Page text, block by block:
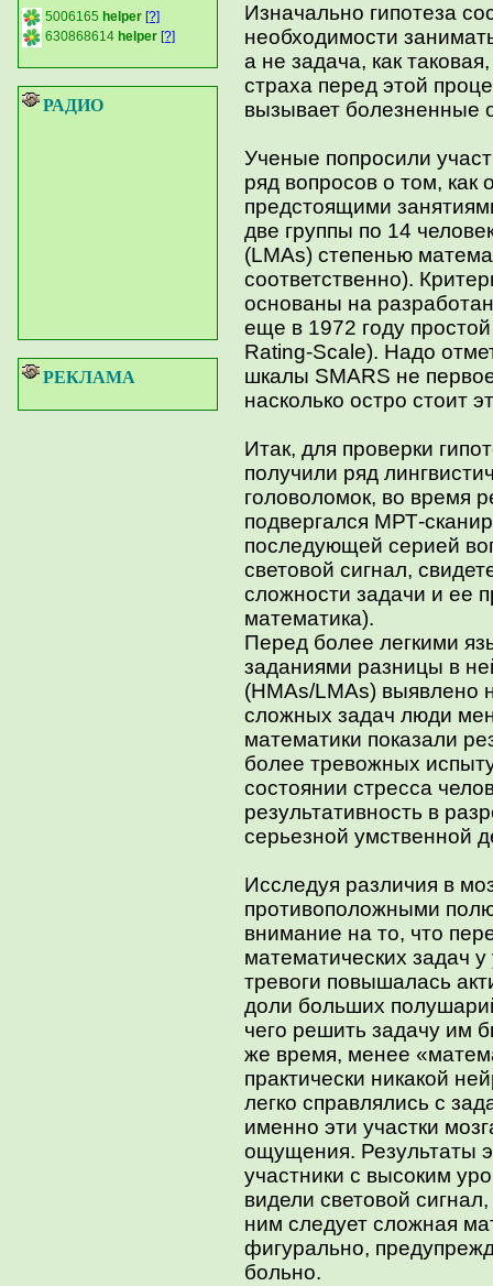
5006165 helper [?]
630868614 helper [?]
РАДИО
РЕКЛАМА
Изначально гипотеза
необходимости
а не задача, как
страха перед этой
вызывает болезненные
Ученые попросили
ряд вопросов о том, как
предстоящими
две группы по 14
(LMAs) степенью
соответственно).
основаны на
еще в 1972 году
Rating-Scale). Надо
шкалы SMARS не
насколько остро стоит
Итак, для проверки
получили ряд
головоломок, во время
подвергался МРТ-
последующей серией
световой сигнал,
сложности задачи и ее
математика).
Перед более легкими
заданиями разницы в
(HMAs/LMAs) выявлено
сложных задач люди
математики показали
более тревожных
состоянии стресса
результативность в
серьезной умственной
Исследуя различия в
противоположными
внимание на то, что
математических задач
тревоги повышалась
доли больших
чего решить задачу им
же время, менее
практически никакой
легко справлялись с
именно эти участки
ощущения. Результаты
участники с высоким
видели световой
ним следует сложная
фигурально,
больно.